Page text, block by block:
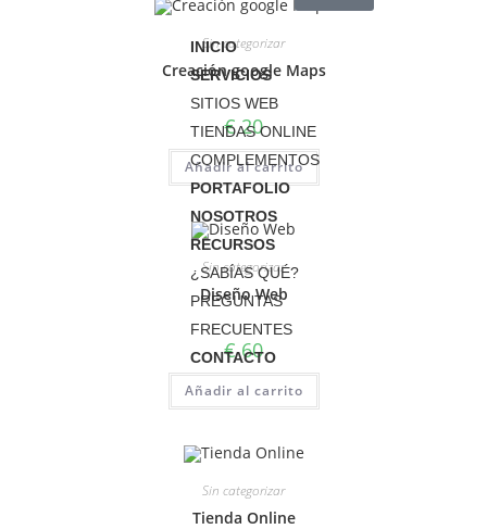
INICIO
SERVICIOS
SITIOS WEB
TIENDAS ONLINE
COMPLEMENTOS
PORTAFOLIO
NOSOTROS
RECURSOS
¿SABÍAS QUÉ?
PREGUNTAS
FRECUENTES
CONTACTO
Sin categorizar
Creación google Maps
€20
Añadir al carrito
Sin categorizar
Diseño Web
€60
Añadir al carrito
Sin categorizar
Tienda Online